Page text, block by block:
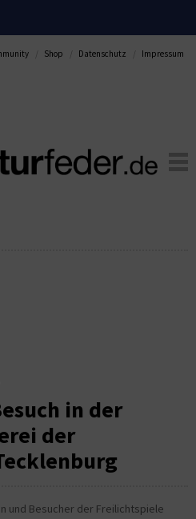
Shop Datenschutz Impressum
in der
der
und Besucher der Freilichtspiele